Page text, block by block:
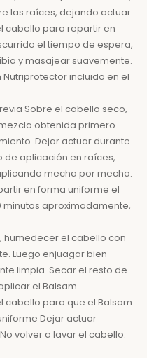
las raíces, dejando actuar
cabello para repartir en
el tiempo de espera,
y masajear suavemente.
incluido en el
Sobre el cabello seco,
obtenida primero
Dejar actuar durante
de aplicación en raíces,
mecha por mecha.
en forma uniforme el
minutos aproximadamente,
humedecer el cabello con
Luego enjuagar bien
limpia. Secar el resto de
el Balsam
cabello para que el Balsam
Dejar actuar
volver a lavar el cabello.